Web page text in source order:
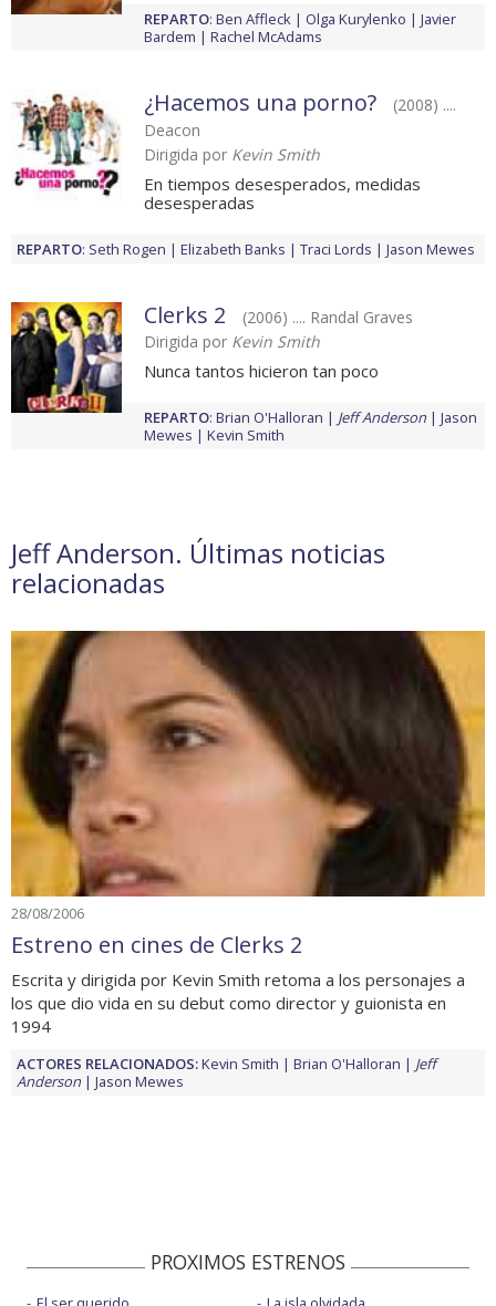
REPARTO: Ben Affleck Olga Kurylenko
Javier
Bardem
Rachel McAdams
¿Hacemos una porno?
(2008) ....
Deacon
Dirigida por Kevin Smith
En tiempos desesperados, medidas
desesperadas
REPARTO: Seth Rogen Elizabeth Banks Traci Lords Jason Mewes
Clerks 2
(2006) .... Randal Graves
Dirigida por Kevin Smith
Nunca tantos hicieron tan poco
REPARTO: Brian O'Halloran Jeff Anderson
Jason
Mewes
Kevin Smith
Jeff Anderson. Últimas noticias
relacionadas
28/08/2006
Estreno en cines de Clerks 2
Escrita y dirigida por Kevin Smith retoma a los personajes a
los que dio vida en su debut como director y guionista en
1994
ACTORES RELACIONADOS:Kevin Smith Brian O'Halloran
Jeff
Anderson
Jason Mewes
PROXIMOS ESTRENOS